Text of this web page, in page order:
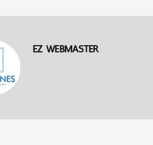
EZ WEBMASTER